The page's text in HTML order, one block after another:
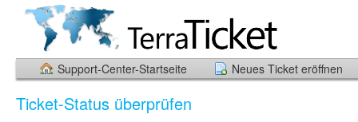
Support-Center-Startseite Neues Ticket eröffnen
Ticket-Status überprüfen